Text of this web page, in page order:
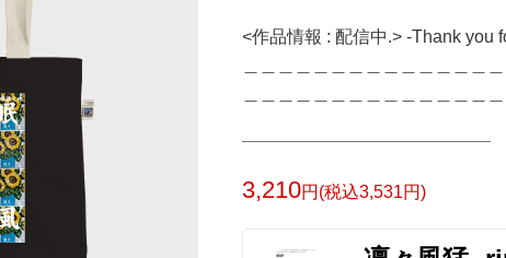
<作品情報 : 配信中.> -Thank you
＜著者＞ 凛々風 猛 -リリカゼタケ
日本語版: https://amzn.asia/d/
3,210円(税込3,531円)